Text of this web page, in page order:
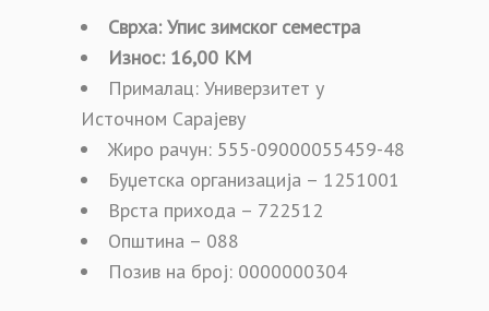
Сврха: Уписзимског семестра
Износ: 16,00 КМ
Прималац: Универзитет у
Источном Сарајеву
Жиро рачун: 555-09000055459-48
Буџетска организација – 1251001
Врста прихода – 722512
Општина – 088
Позив на број: 0000000304